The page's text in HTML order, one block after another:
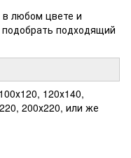
любом цвете и
подходящий
120х140,
200х220, или же